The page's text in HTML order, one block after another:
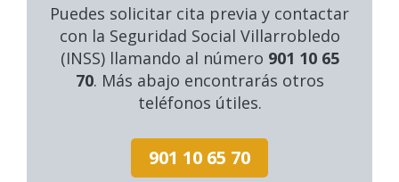
Puedes solicitar cita previa y contactar
con la Seguridad Social Villarrobledo
(INSS) llamando al número 901 10 65
70. Más abajo encontrarás otros
teléfonos útiles.
901 10 65 70